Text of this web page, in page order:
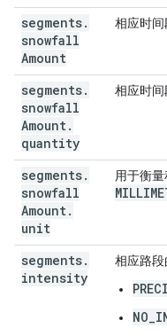
segments.
snowfall
Amount
相应时间
segments.
snowfall
Amount.
quantity
相应时
segments.
snowfall
Amount.
unit
用于衡
segments.
intensity
相应路段